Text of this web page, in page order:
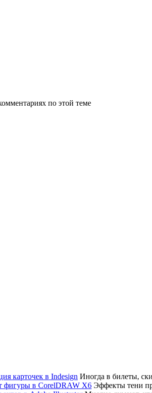
по этой теме
Иногда в билеты,
Эффекты тени